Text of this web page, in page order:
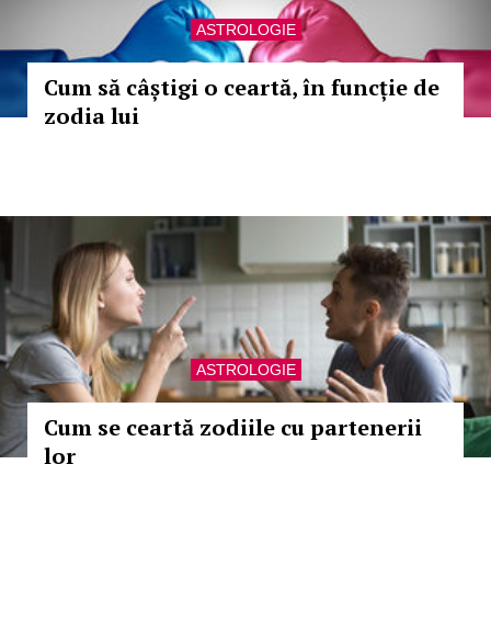
ASTROLOGIE
Cum să câștigi o ceartă, în funcție de
zodia lui
ASTROLOGIE
Cum se ceartă zodiile cu partenerii
lor